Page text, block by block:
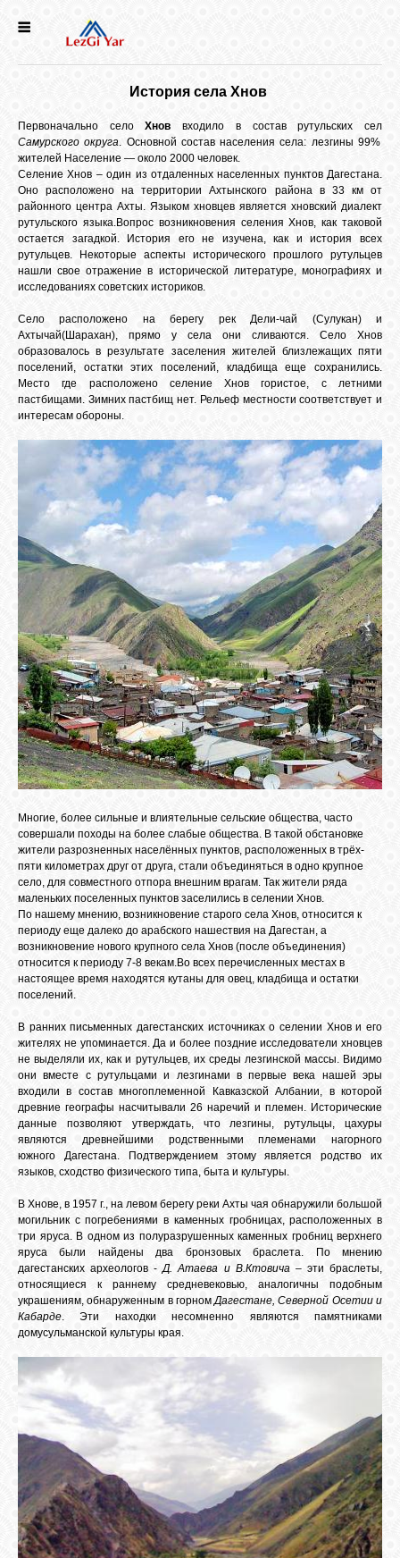
ИСТОРИЯ
ГОЛОС
ЛЕЗГИН
НАРОДЫ
БИБЛИОТЕКА
ГОСТЕВАЯ
О САЙТЕ
ФОТО
ВИДЕО
МУЗЫКА
ОБЪЯВЛЕНИЯ
ВОПРОСЫ /
КОНТАКТЫ
RSS
GOOGLE+
FACEBOOK
История села Хнов
Первоначально селоХнов входило в состав рутульских сел
Самурского округа. Основной состав населения села: лезгины 99%
жителей Население — около 2000 человек.
Селение Хнов – один из отдаленных населенных пунктов Дагестана.
Оно расположено на территории Ахтынского района в 33 км от
районного центра Ахты. Языком хновцев является хновский диалект
рутульского языка.Вопрос возникновения селения Хнов, как таковой
остается загадкой. История его не изучена, как и история всех
рутульцев. Некоторые аспекты исторического прошлого рутульцев
нашли свое отражение в исторической литературе, монографиях и
исследованиях советских историков.
Село расположено на берегу рек Дели-чай (Сулукан) и
Ахтычай(Шарахан), прямо у села они сливаются. Село Хнов
образовалось в результате заселения жителей близлежащих пяти
поселений, остатки этих поселений, кладбища еще сохранились.
Место где расположено селение Хнов гористое, с летними
пастбищами. Зимних пастбищ нет. Рельеф местности соответствует и
интересам обороны.
Многие, более сильные и влиятельные сельские общества, часто
совершали походы на более слабые общества. В такой обстановке
жители разрозненных населённых пунктов, расположенных в трёх-
пяти километрах друг от друга, стали объединяться в одно крупное
село, для совместного отпора внешним врагам. Так жители ряда
маленьких поселенных пунктов заселились в селении Хнов.
По нашему мнению, возникновение старого села Хнов, относится к
периоду еще далеко до арабского нашествия на Дагестан, а
возникновение нового крупного села Хнов (после объединения)
относится к периоду 7-8 векам.Во всех перечисленных местах в
настоящее время находятся кутаны для овец, кладбища и остатки
поселений.
В ранних письменных дагестанских источниках о селении Хнов и его
жителях не упоминается. Да и более поздние исследователи хновцев
не выделяли их, как и рутульцев, их среды лезгинской массы. Видимо
они вместе с рутульцами и лезгинами в первые века нашей эры
входили в состав многоплеменной Кавказской Албании, в которой
древние географы насчитывали 26 наречий и племен. Исторические
данные позволяют утверждать, что лезгины, рутульцы, цахуры
являются древнейшими родственными племенами нагорного
южного Дагестана. Подтверждением этому является родство их
языков, сходство физического типа, быта и культуры.
В Хнове, в 1957 г., на левом берегу реки Ахты чая обнаружили большой
могильник с погребениями в каменных гробницах, расположенных в
три яруса. В одном из полуразрушенных каменных гробниц верхнего
яруса были найдены два бронзовых браслета. По мнению
дагестанских археологов -Д. Атаева и В.Ктовича– эти браслеты,
относящиеся к раннему средневековью, аналогичны подобным
украшениям, обнаруженным в горномДагестане, Северной Осетии и
Кабарде. Эти находки несомненно являются памятниками
домусульманской культуры края.